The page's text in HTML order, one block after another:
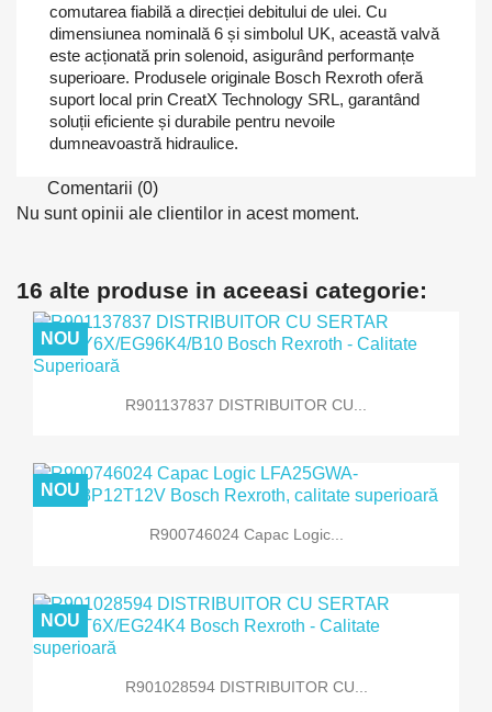
comutarea fiabilă a direcției debitului de ulei. Cu
dimensiunea nominală 6 și simbolul UK, această valvă
este acționată prin solenoid, asigurând performanțe
superioare. Produsele originale Bosch Rexroth oferă
suport local prin CreatX Technology SRL, garantând
soluții eficiente și durabile pentru nevoile
dumneavoastră hidraulice.
Comentarii (0)
Nu sunt opinii ale clientilor in acest moment.
16 alte produse in aceeasi categorie:
R901137837 DISTRIBUITOR CU...
NOU
R900746024 Capac Logic...
NOU
R901028594 DISTRIBUITOR CU...
NOU